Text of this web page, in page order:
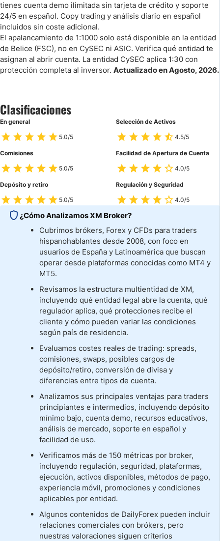
Ingresar Dinero en XM por Transferencia Bancaria
Depósitos en Efectivo a Través de Tiendas Asociadas
Retiro Mínimo de XM
Compara XM Broker con otros Brokers Forex
tienes cuenta demo ilimitada sin tarjeta de crédito y soporte
24/5 en español. Copy trading y análisis diario en español
incluidos sin coste adicional.
El apalancamiento de 1:1000 solo está disponible en la entidad
de Belice (FSC), no en CySEC ni ASIC. Verifica qué entidad te
asignan al abrir cuenta. La entidad CySEC aplica 1:30 con
protección completa al inversor. Actualizado en Agosto, 2026.
Clasificaciones
En general
5.0/5
Comisiones
5.0/5
Depósito y retiro
5.0/5
Selección de Activos
4.5/5
Facilidad de Apertura de Cuenta
4.0/5
Regulación y Seguridad
4.0/5
¿Cómo Analizamos XM Broker?
Cubrimos brókers, Forex y CFDs para traders
hispanohablantes desde 2008, con foco en
usuarios de España y Latinoamérica que buscan
operar desde plataformas conocidas como MT4 y
MT5.
Revisamos la estructura multientidad de XM,
incluyendo qué entidad legal abre la cuenta, qué
regulador aplica, qué protecciones recibe el
cliente y cómo pueden variar las condiciones
según país de residencia.
Evaluamos costes reales de trading: spreads,
comisiones, swaps, posibles cargos de
depósito/retiro, conversión de divisa y
diferencias entre tipos de cuenta.
Analizamos sus principales ventajas para traders
principiantes e intermedios, incluyendo depósito
mínimo bajo, cuenta demo, recursos educativos,
análisis de mercado, soporte en español y
facilidad de uso.
Verificamos más de 150 métricas por broker,
incluyendo regulación, seguridad, plataformas,
ejecución, activos disponibles, métodos de pago,
experiencia móvil, promociones y condiciones
aplicables por entidad.
Algunos contenidos de DailyForex pueden incluir
relaciones comerciales con brókers, pero
nuestras valoraciones siguen criterios